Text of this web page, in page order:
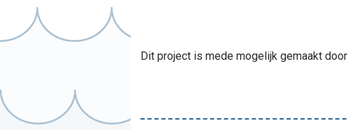
Dit project is mede mogelijk gemaakt door